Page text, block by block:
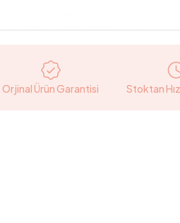
Orjinal Ürün Garantisi Stoktan